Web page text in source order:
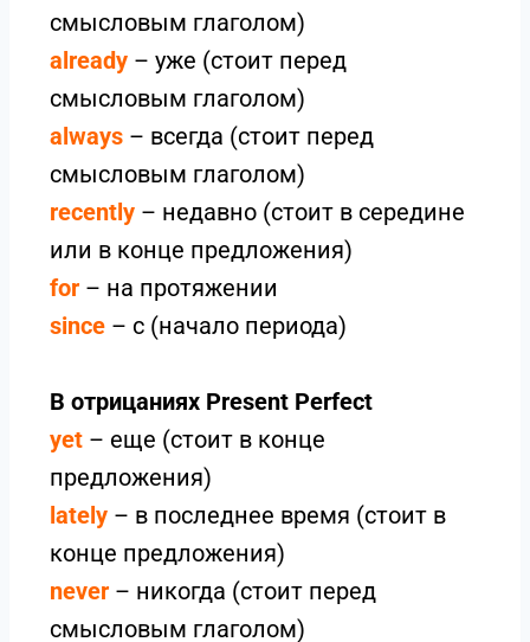
смысловым глаголом)
already – уже (стоит перед
смысловым глаголом)
always – всегда (стоит перед
смысловым глаголом)
recently – недавно (стоит в середине
или в конце предложения)
for – на протяжении
since – с (начало периода)
В отрицаниях Present Perfect
yet – еще (стоит в конце
предложения)
lately – в последнее время (стоит в
конце предложения)
never – никогда (стоит перед
смысловым глаголом)